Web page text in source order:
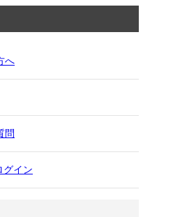
へ
問
グイン